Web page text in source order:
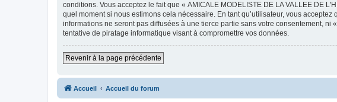
conditions. Vous acceptez le fait que « AMICALE MODELISTE DE LA VALLEE DE
quel moment si nous estimons cela nécessaire. En tant qu’utilisateur, vous
informations ne seront pas diffusées à une tierce partie sans votre consentement, ni
tentative de piratage informatique visant à compromettre vos données.
Revenir à la page précédente
Accueil Accueil du forum